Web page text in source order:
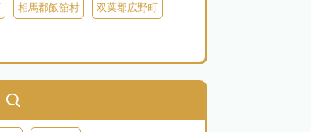
相馬郡飯舘村 双葉郡広野町
津坂下町 河沼郡柳津町
村